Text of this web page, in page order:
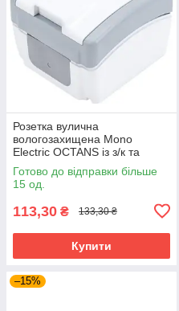
Розетка вулична
вологозахищена Mono
Electric OCTANS із з/к та
кришкою IP54 сіра
Готово до відправки більше
15 од.
113,30 ₴ 133,30 ₴
Купити
–15%